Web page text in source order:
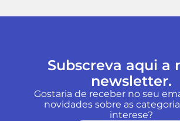
Subscreva aqui a
newsletter.
Gostaria de receber no seu
novidades sobre as
interese?